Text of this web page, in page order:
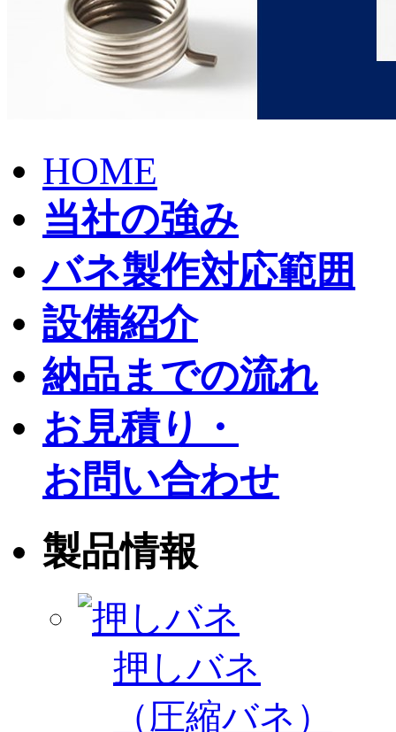
HOME
当社の強み
バネ製作対応範囲
設備紹介
納品までの流れ
お見積り・
お問い合わせ
製品情報
押しバネ
（圧縮バネ）